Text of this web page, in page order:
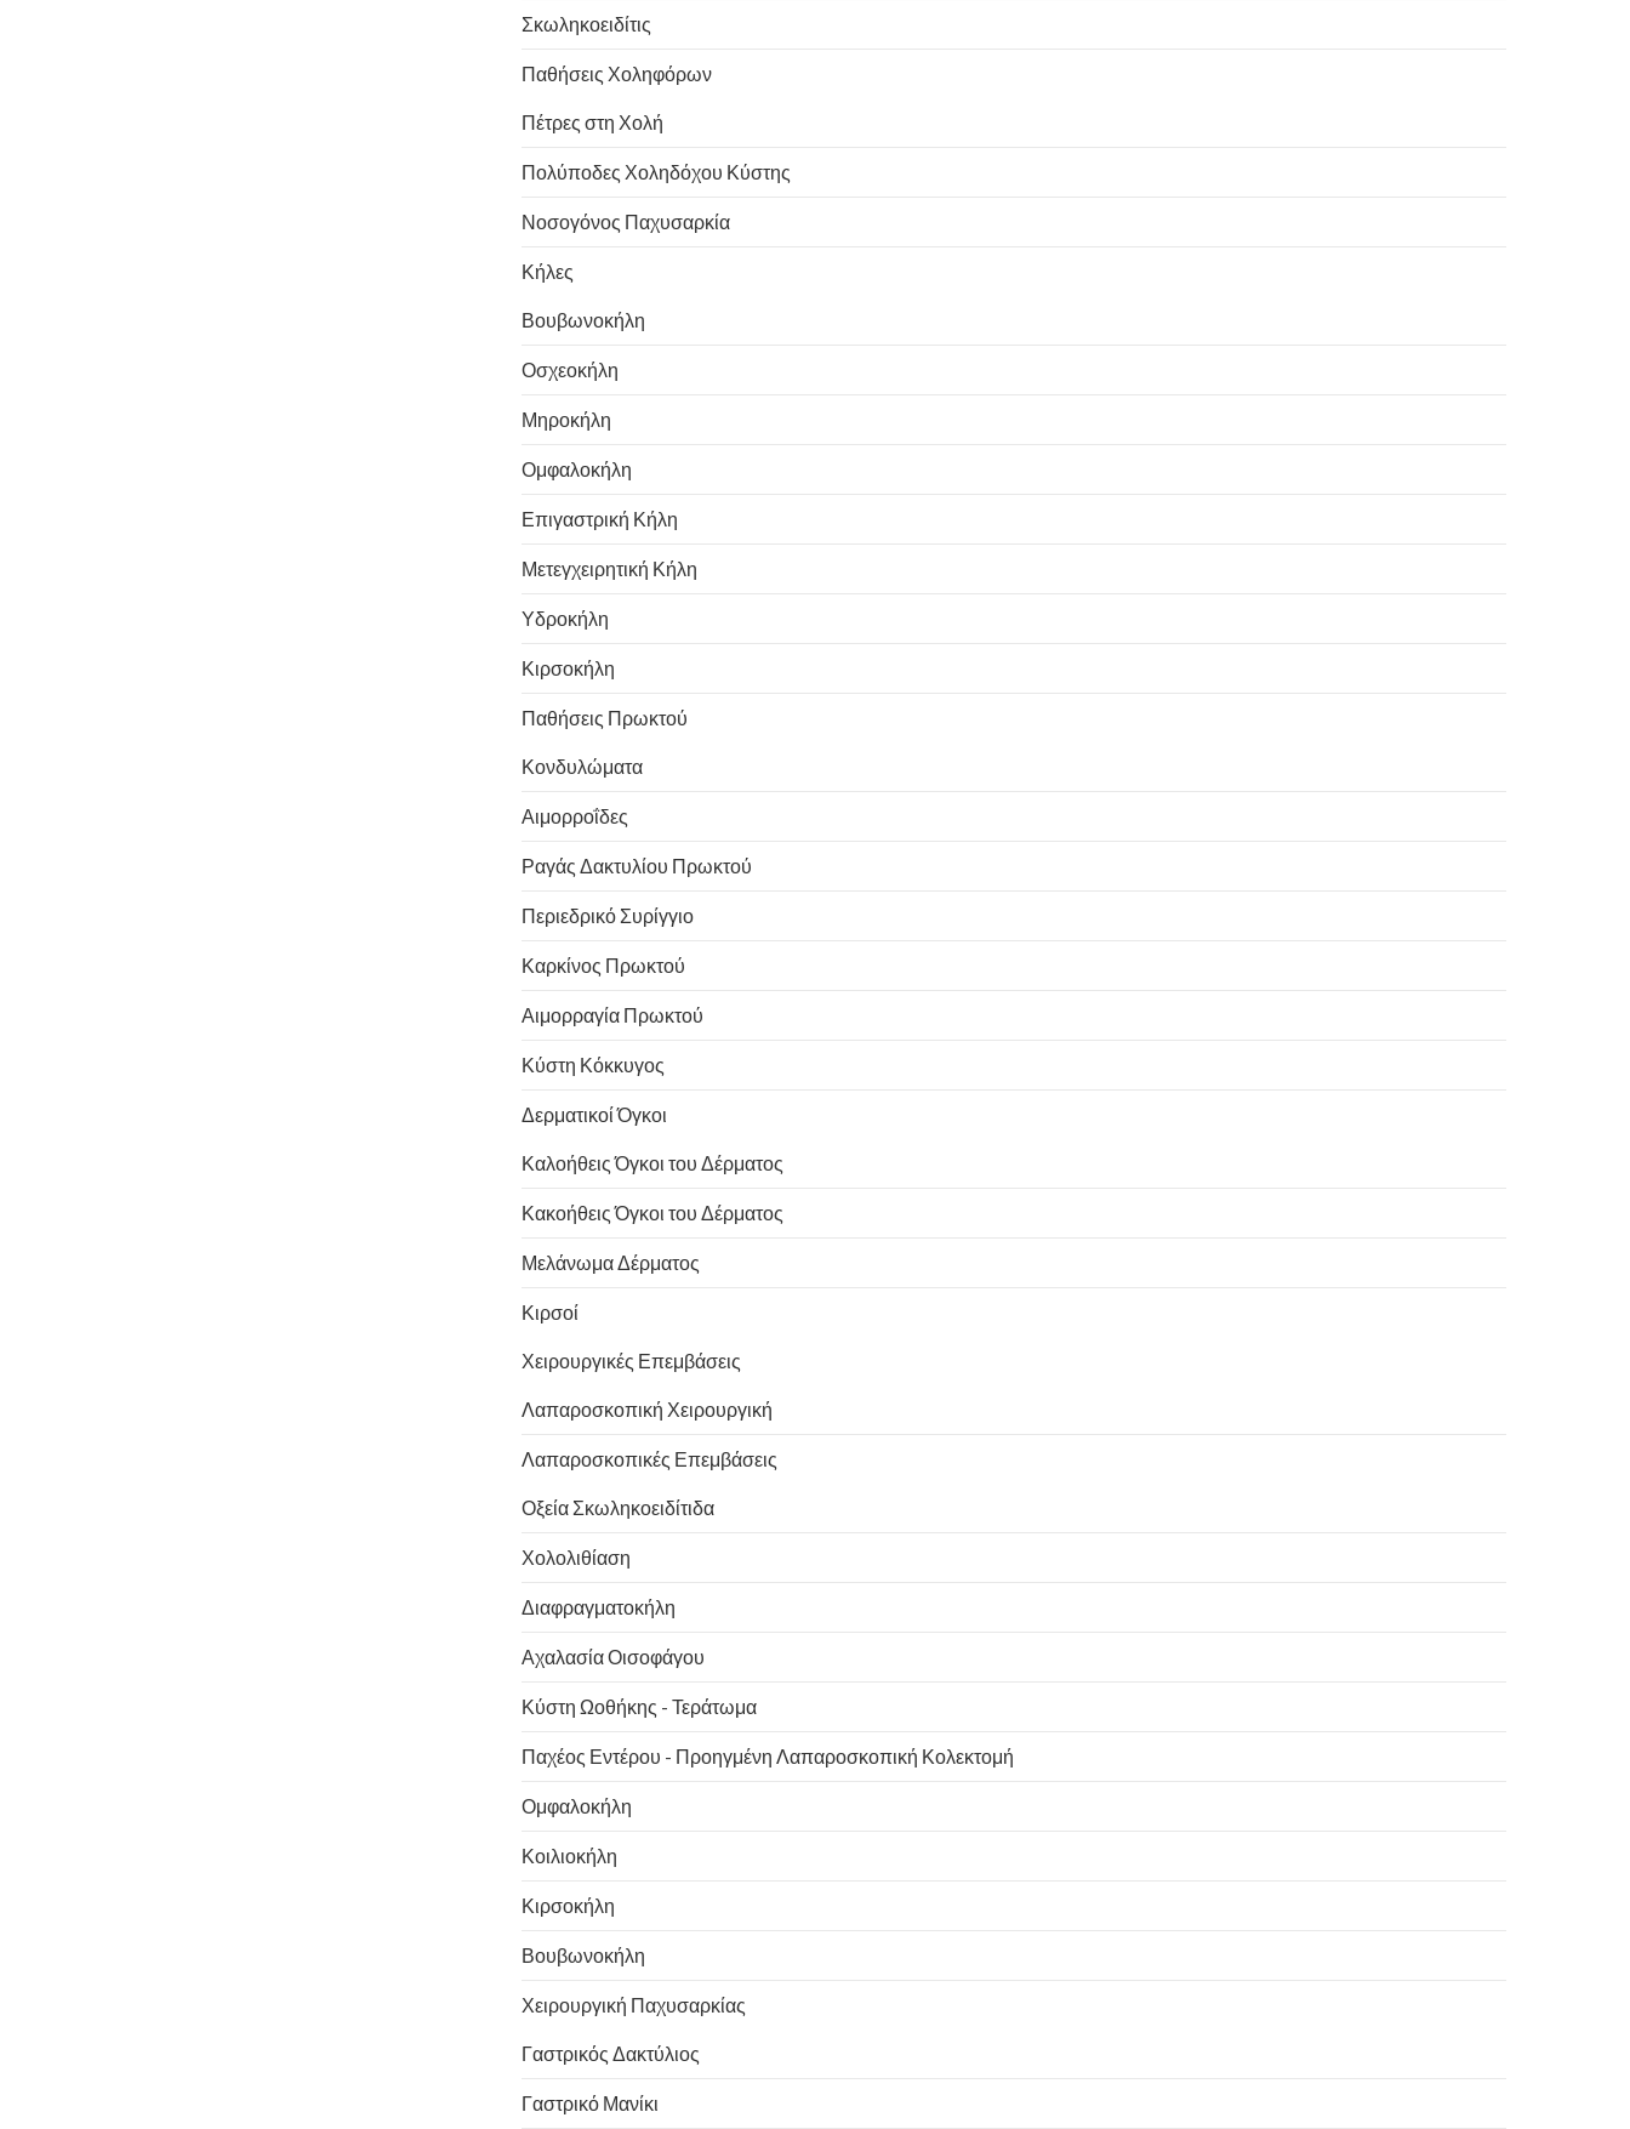
Σκωληκοειδίτις
Παθήσεις Χοληφόρων
Πέτρες στη Χολή
Πολύποδες Χοληδόχου Κύστης
Νοσογόνος Παχυσαρκία
Κήλες
Βουβωνοκήλη
Οσχεοκήλη
Μηροκήλη
Ομφαλοκήλη
Επιγαστρική Κήλη
Μετεγχειρητική Κήλη
Υδροκήλη
Κιρσοκήλη
Παθήσεις Πρωκτού
Κονδυλώματα
Αιμορροΐδες
Ραγάς Δακτυλίου Πρωκτού
Περιεδρικό Συρίγγιο
Καρκίνος Πρωκτού
Αιμορραγία Πρωκτού
Κύστη Κόκκυγος
Δερματικοί Όγκοι
Καλοήθεις Όγκοι του Δέρματος
Κακοήθεις Όγκοι του Δέρματος
Μελάνωμα Δέρματος
Κιρσοί
Χειρουργικές Επεμβάσεις
Λαπαροσκοπική Χειρουργική
Λαπαροσκοπικές Επεμβάσεις
Οξεία Σκωληκοειδίτιδα
Χολολιθίαση
Διαφραγματοκήλη
Αχαλασία Οισοφάγου
Κύστη Ωοθήκης - Τεράτωμα
Παχέος Εντέρου - Προηγμένη Λαπαροσκοπική Κολεκτομή
Ομφαλοκήλη
Κοιλιοκήλη
Κιρσοκήλη
Βουβωνοκήλη
Χειρουργική Παχυσαρκίας
Γαστρικός Δακτύλιος
Γαστρικό Μανίκι